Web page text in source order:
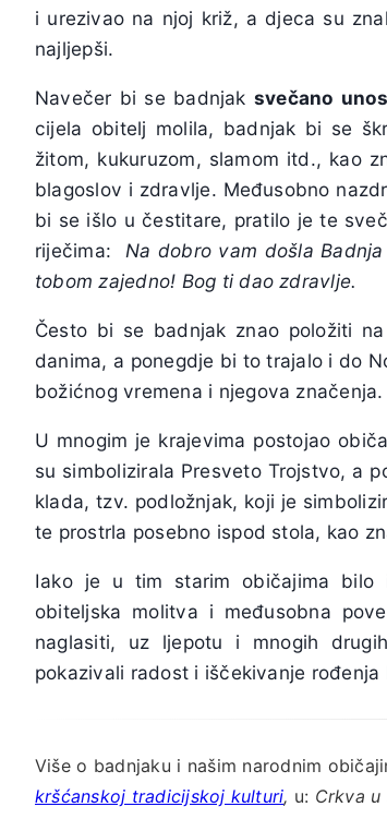
i urezivao na njoj križ, a djeca su
najljepši.
Navečer bi se badnjak svečano
cijela obitelj molila, badnjak bi se
žitom, kukuruzom, slamom itd., kao
blagoslov i zdravlje. Međusobno
bi se išlo u čestitare, pratilo je te
riječima: Na dobro vam došla
tobom zajedno! Bog ti dao zdravlje.
Često bi se badnjak znao položiti
danima, a ponegdje bi to trajalo i do
božićnog vremena i njegova značenja.
U mnogim je krajevima postojao
su simbolizirala Presveto Trojstvo, a
klada, tzv. podložnjak, koji je
te prostrla posebno ispod stola, kao
Iako je u tim starim običajima bilo
obiteljska molitva i međusobna
naglasiti, uz ljepotu i mnogih
pokazivali radost i iščekivanje rođenja
Više o badnjaku i našim narodnim
kršćanskoj tradicijskoj kulturi, u: Crkva u